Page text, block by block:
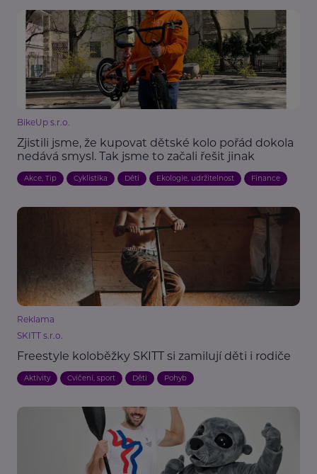
BikeUp s.r.o.
Zjistili jsme, že kupovat dětské kolo pořád dokola
nedává smysl. Tak jsme to začali řešit jinak
Akce, Tip Cyklistika Děti Ekologie, udržitelnost Finance
Reklama
SKITT s.r.o.
Freestyle koloběžky SKITT si zamilují děti i rodiče
Aktivity Cvičení, sport Děti Pohyb